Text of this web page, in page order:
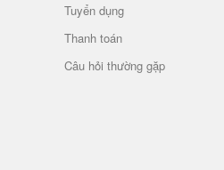
Tuyển dụng
Thanh toán
Câu hỏi thường gặp